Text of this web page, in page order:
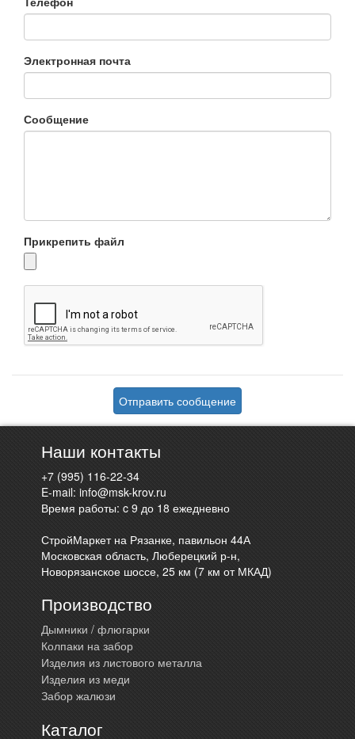
Электронная почта
Сообщение
Прикрепить файл
Отправить сообщение
Наши контакты
+7 (995) 116-22-34
E-mail:info@msk-krov.ru
Время работы: c 9 до 18 ежедневно
СтройМаркет на Рязанке, павильон 44А
Московская область, Люберецкий р-н,
Новорязанское шоссе, 25 км (7 км от МКАД)
Производство
Дымники / флюгарки
Колпаки на забор
Изделия из листового металла
Изделия из меди
Забор жалюзи
Каталог